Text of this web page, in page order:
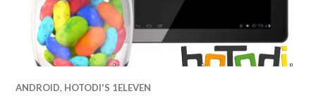
ANDROID, HOTODI'S 1ELEVEN